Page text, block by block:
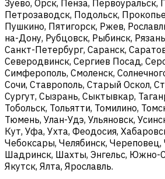
Зуево, Орск, Пенза, Первоуральск,
Петрозаводск, Подольск,
Пушкино, Пятигорск, Ржев,
на-Дону, Рубцовск, Рыбинск,
Санкт-Петербург, Саранск,
Северодвинск, Сергиев Посад,
Симферополь, Смоленск,
Сочи, Ставрополь, Старый Оскол,
Сургут, Сызрань, Сыктывкар,
Тобольск, Тольятти, Томилино,
Тюмень, Улан-Удэ, Ульяновск,
Кут, Уфа, Ухта, Феодосия,
Чебоксары, Челябинск, Череповец,
Шадринск, Шахты, Энгельс, Южно-
Якутск, Ялта, Ярославль.